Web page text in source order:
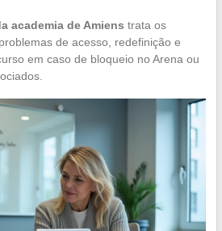
academia de Amiens trata os
de acesso, redefinição e
em caso de bloqueio no Arena ou